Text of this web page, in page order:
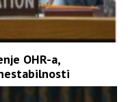
OHR-a,